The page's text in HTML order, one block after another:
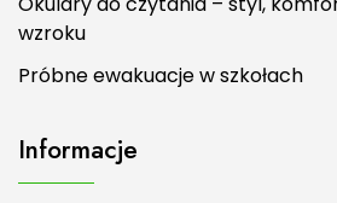
wzroku
Próbne ewakuacje w szkołach
Informacje